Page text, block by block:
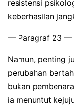
resistensi
keberhasilan
— Paragraf 23 —
Namun, penting
perubahan
bukan
ia menuntut